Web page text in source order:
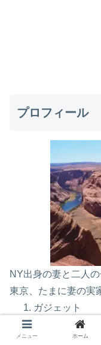
プロフィール
NY出身の妻と二人
東京、たまに妻の実
ガジェット
英語勉強法
メニュー ホーム